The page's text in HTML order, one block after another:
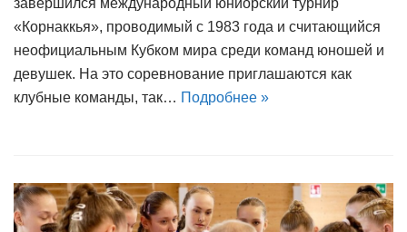
завершился международный юниорский турнир
«Корнаккья», проводимый с 1983 года и считающийся
неофициальным Кубком мира среди команд юношей и
девушек. На это соревнование приглашаются как
клубные команды, так… Подробнее »